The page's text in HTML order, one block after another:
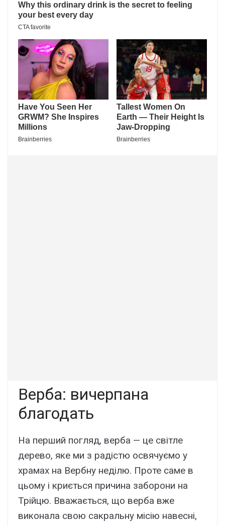
Верба: вичерпана
благодать
На перший погляд, верба — це світле
дерево, яке ми з радістю освячуємо у
храмах на Вербну неділю. Проте саме в
цьому і криється причина заборони на
Трійцю. Вважається, що верба вже
виконала свою сакральну місію навесні,